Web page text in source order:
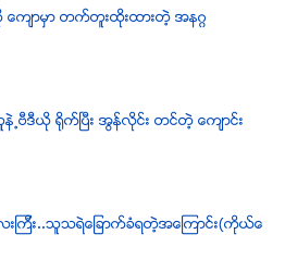
ေက်ာမွာ တက္တူးထိုးထားတဲ့ အနဂၢ
႕ဗီဒီယို ရိုက္ျပီး အြန္လိုင္း တင္တဲ့ ေက်ာင္း
လးၾကီး..သူသရဲေျခာက္ခံရတဲ့အေၾကာင္း(ကိုယ္ေ